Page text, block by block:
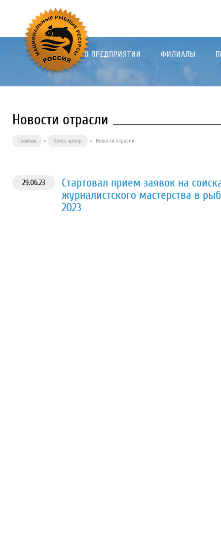
О ПРЕДПРИЯТИИ ФИЛИАЛЫ
Новости отрасли
Главная » Пресс-центр » Новости отрасли
29.06.23
Стартовал прием заявок на
журналистского мастерства в
2023